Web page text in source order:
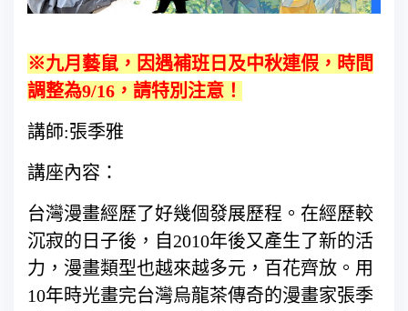
※九月藝鼠，因遇補班日及中秋連假，時間
調整為9/16，請特別注意！
講師:張季雅
講座內容：
台灣漫畫經歷了好幾個發展歷程。在經歷較
沉寂的日子後，自2010年後又產生了新的活
力，漫畫類型也越來越多元，百花齊放。用
10年時光畫完台灣烏龍茶傳奇的漫畫家張季